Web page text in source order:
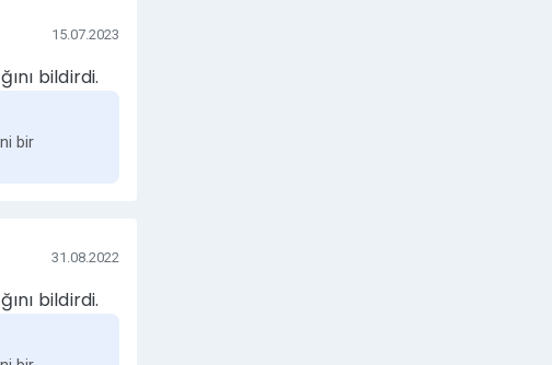
15.07.2023
bildirdi.
bir
31.08.2022
bildirdi.